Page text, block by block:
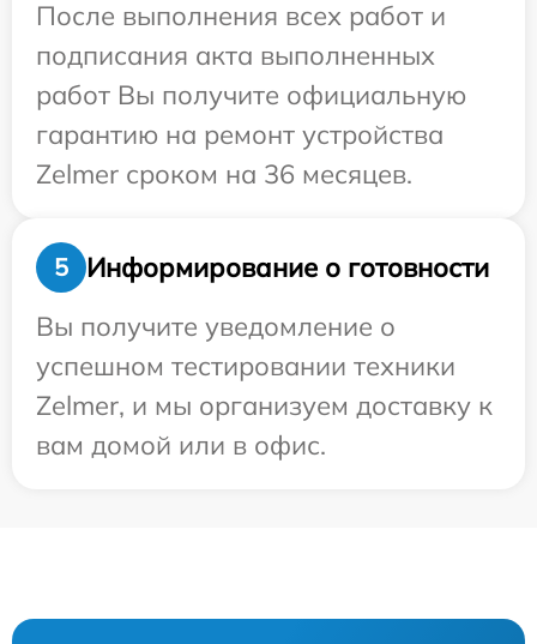
После выполнения всех работ и
подписания акта выполненных
работ Вы получите официальную
гарантию на ремонт устройства
Zelmer сроком на 36 месяцев.
5
Информирование о готовности
Вы получите уведомление о
успешном тестировании техники
Zelmer, и мы организуем доставку к
вам домой или в офис.